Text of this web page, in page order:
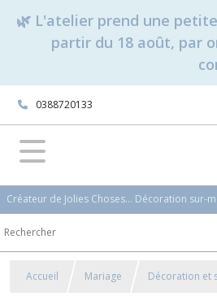
🌿 L'atelier prend une
partir du 18 août, par
0388720133
Créateur de Jolies Choses... Décoration sur-
Accueil Mariage Décoration et